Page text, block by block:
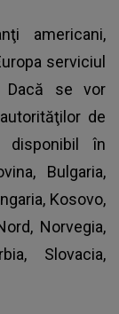
americani,
serviciul
Dacă se vor
de
disponibil în
Bulgaria,
Kosovo,
Norvegia,
Slovacia,